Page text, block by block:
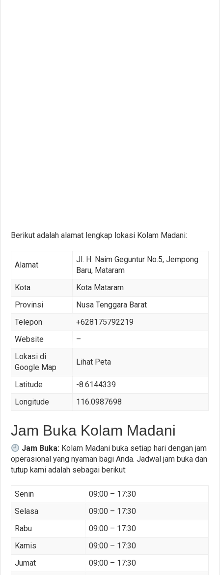
Berikut adalah alamat lengkap lokasi Kolam Madani:
Alamat
Jl. H. Naim Geguntur No.5, Jempong
Baru, Mataram
Kota
Kota Mataram
Provinsi
Nusa Tenggara Barat
Telepon
+628175792219
Website
–
Lokasi di
Google Map
Lihat Peta
Latitude
-8.6144339
Longitude
116.0987698
Jam Buka Kolam Madani
Jam Buka: Kolam Madani buka setiap hari dengan jam
operasional yang nyaman bagi Anda. Jadwal jam buka dan
tutup kami adalah sebagai berikut:
Senin
09:00 – 17:30
Selasa
09:00 – 17:30
Rabu
09:00 – 17:30
Kamis
09:00 – 17:30
Jumat
09:00 – 17:30